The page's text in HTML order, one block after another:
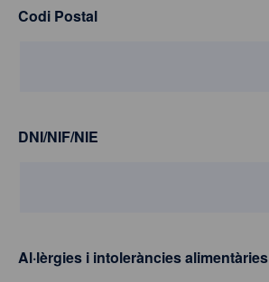
Codi Postal
DNI/NIF/NIE
Al·lèrgies i intoleràncies alimentàries